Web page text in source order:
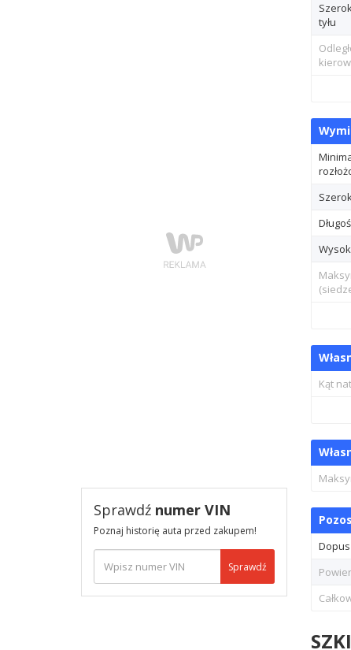
tyłu
Kąt
Sprawdź numer VIN
Poznaj historię auta przed zakupem!
Sprawdź